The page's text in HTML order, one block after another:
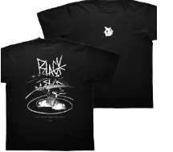
proizvod
ima
varijanti.
Opcije
mogu
biti